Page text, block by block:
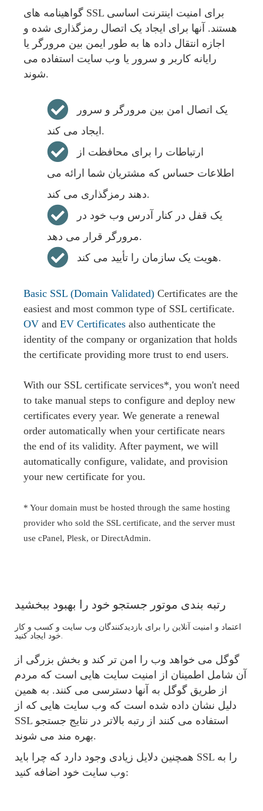
گواهینامه های SSL برای امنیت اینترنت اساسی
هستند. آنها برای ایجاد یک اتصال رمزگذاری شده و
اجازه انتقال داده ها به طور ایمن بین مرورگر یا
رایانه کاربر و سرور یا وب سایت استفاده می
شوند.
یک اتصال امن بین مرورگر و سرور
ایجاد می کند.
ارتباطات را برای محافظت از
اطلاعات حساس که مشتریان شما ارائه می
دهند رمزگذاری می کند.
یک قفل در کنار آدرس وب خود در
مرورگر قرار می دهد.
هویت یک سازمان را تأیید می کند.
Basic SSL (Domain Validated) Certificates are the
easiest and most common type of SSL certificate.
OV and EV Certificates also authenticate the
identity of the company or organization that holds
the certificate providing more trust to end users.
With our SSL certificate services*, you won't need
to take manual steps to configure and deploy new
certificates every year. We generate a renewal
order automatically when your certificate nears
the end of its validity. After payment, we will
automatically configure, validate, and provision
your new certificate for you.
* Your domain must be hosted through the same hosting
provider who sold the SSL certificate, and the server must
use cPanel, Plesk, or DirectAdmin.
رتبه بندی موتور جستجو خود را بهبود ببخشید
اعتماد و امنیت آنلاین را برای بازدیدکنندگان وب سایت و کسب و کار
خود ایجاد کنید.
گوگل می خواهد وب را امن تر کند و بخش بزرگی از
آن شامل اطمینان از امنیت سایت هایی است که مردم
از طریق گوگل به آنها دسترسی می کنند. به همین
دلیل نشان داده شده است که وب سایت هایی که از
SSL استفاده می کنند از رتبه بالاتر در نتایج جستجو
بهره مند می شوند.
همچنین دلایل زیادی وجود دارد که چرا باید SSL را به
وب سایت خود اضافه کنید: